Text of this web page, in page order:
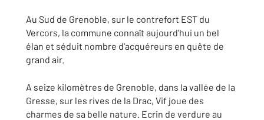
Au Sud de Grenoble, sur le contrefort EST du
Vercors, la commune connaît aujourd'hui un bel
élan et séduit nombre d'acquéreurs en quête de
grand air.
A seize kilomètres de Grenoble, dans la vallée de la
Gresse, sur les rives de la Drac, Vif joue des
charmes de sa belle nature. Ecrin de verdure au